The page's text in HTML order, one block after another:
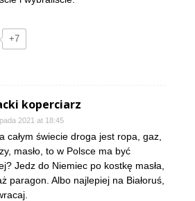
+7
koperciarz
2021 at 18:45
całym świecie droga jest ropa, gaz,
masło, to w Polsce ma być
Jedz do Niemiec po kostkę masła,
paragon. Albo najlepiej na Białoruś,